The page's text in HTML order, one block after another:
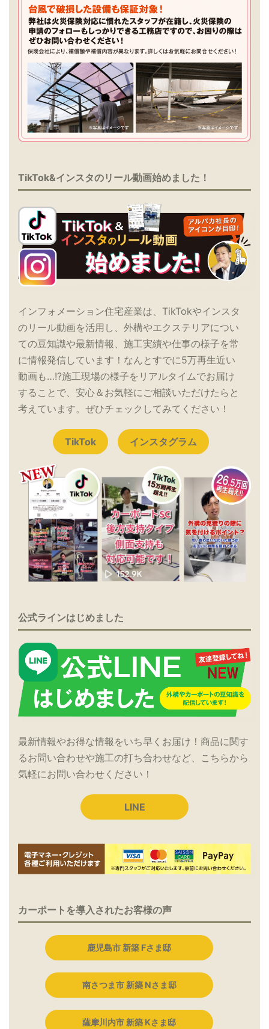
TikTok&インスタのリール動画始めました！
インフォメーション住宅産業は、TikTokやインスタ
のリール動画を活用し、外構やエクステリアについ
ての豆知識や最新情報、施工実績や仕事の様子を常
に情報発信しています！なんとすでに5万再生近い
動画も…!?施工現場の様子をリアルタイムでお届け
することで、安心＆お気軽にご相談いただけたらと
考えています。ぜひチェックしてみてください！
TikTok インスタグラム
公式ラインはじめました
最新情報やお得な情報をいち早くお届け！商品に関す
るお問い合わせや施工の打ち合わせなど、こちらから
気軽にお問い合わせください！
LINE
カーポートを導入されたお客様の声
鹿児島市 新築 Fさま邸
南さつま市 新築 Nさま邸
薩摩川内市 新築 Kさま邸